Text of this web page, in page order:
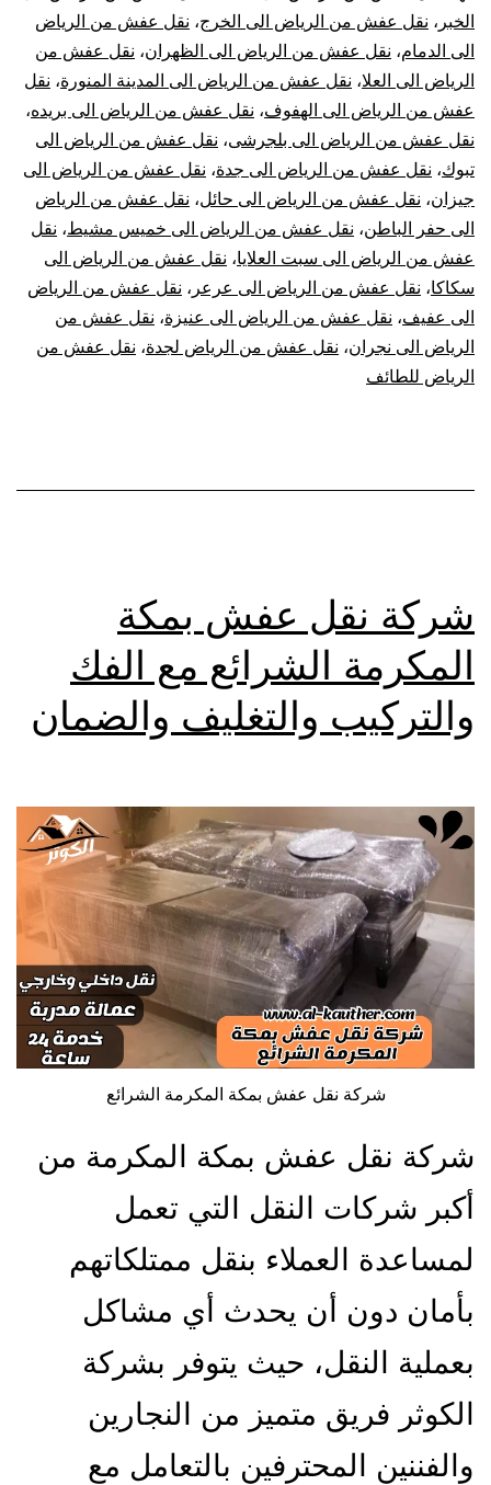
الخبر ، نقل عفش من الرياض الى الخرج، نقل عفش من الرياض
الى الدمام، نقل عفش من الرياض الى الظهران، نقل عفش من
الرياض الى العلا، نقل عفش من الرياض الى المدينة المنورة، نقل
عفش من الرياض الى الهفوف، نقل عفش من الرياض الى بريده،
نقل عفش من الرياض الى بلجرشى، نقل عفش من الرياض الى
تبوك، نقل عفش من الرياض الى جدة، نقل عفش من الرياض الى
جيزان، نقل عفش من الرياض الى حائل، نقل عفش من الرياض
الى حفر الباطن، نقل عفش من الرياض الى خميس مشيط، نقل
عفش من الرياض الى سبت العلايا، نقل عفش من الرياض الى
سكاكا، نقل عفش من الرياض الى عرعر ، نقل عفش من الرياض
الى عفيف، نقل عفش من الرياض الى عنيزة، نقل عفش من
الرياض الى نجران، نقل عفش من الرياض لجدة، نقل عفش من
الرياض للطائف
شركة نقل عفش بمكة
المكرمة الشرائع مع الفك
والتركيب والتغليف والضمان
شركة نقل عفش بمكة المكرمة الشرائع
شركة نقل عفش بمكة المكرمة من
أكبر شركات النقل التي تعمل
لمساعدة العملاء بنقل ممتلكاتهم
بأمان دون أن يحدث أي مشاكل
بعملية النقل، حيث يتوفر بشركة
الكوثر فريق متميز من النجارين
والفننين المحترفين بالتعامل مع